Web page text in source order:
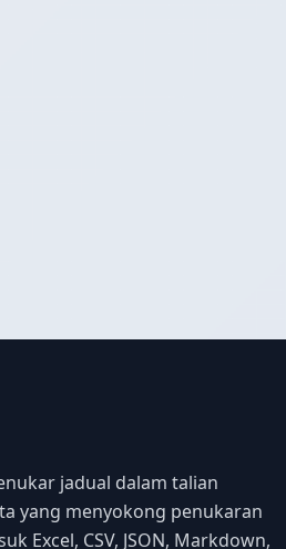
jadual dalam talian
yang menyokong penukaran
Excel, CSV, JSON, Markdown,